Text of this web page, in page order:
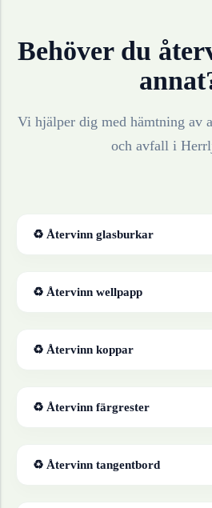
Behöver du
Vi hjälper dig med hämtning av
och avfall i
♻ Återvinn glasburkar
♻ Återvinn wellpapp
♻ Återvinn koppar
♻ Återvinn färgrester
♻ Återvinn tangentbord